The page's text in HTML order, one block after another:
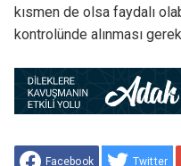
kısmen de olsa faydalı
kontrolünde alınması
Facebook Twitter